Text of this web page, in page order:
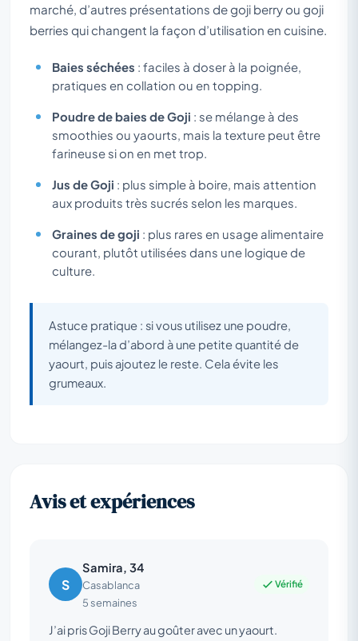
marché, d’autres présentations degoji berry ou goji
berries qui changent la façon d’utilisation en cuisine.
Baies séchées : faciles à doser à la poignée,
pratiques en collation ou en topping.
Poudre de baies de Goji : se mélange à des
smoothies ou yaourts, mais la texture peut être
farineuse si on en met trop.
Jus de Goji : plus simple à boire, mais attention
aux produits très sucrés selon les marques.
Graines de goji : plus rares en usage alimentaire
courant, plutôt utilisées dans une logique de
culture.
Astuce pratique : si vous utilisez une poudre,
mélangez-la d’abord à une petite quantité de
yaourt, puis ajoutez le reste. Cela évite les
grumeaux.
Avis et expériences
S
Samira, 34
Casablanca
5 semaines
Vérifié
J’ai pris Goji Berry au goûter avec un yaourt.